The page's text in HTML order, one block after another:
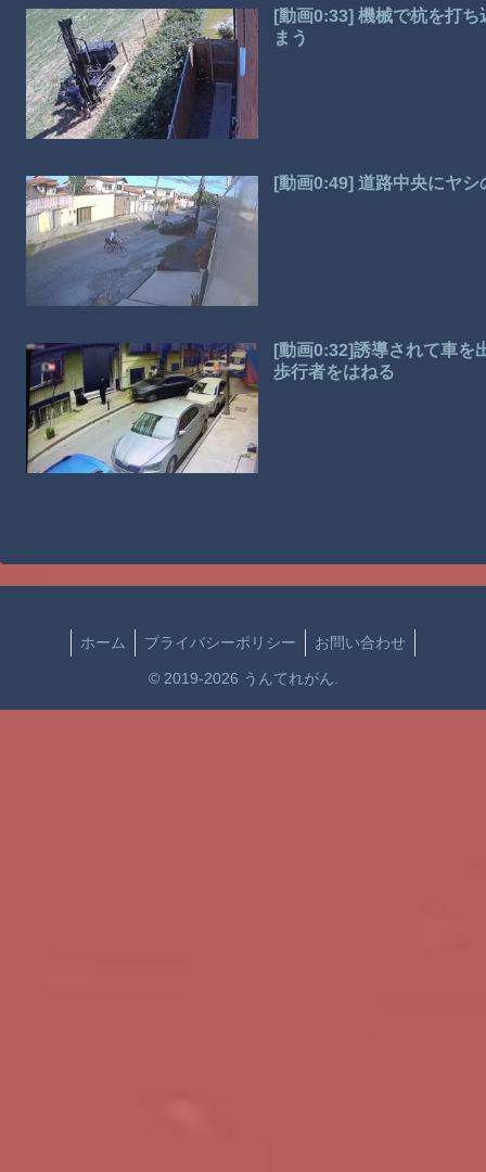
[動画0:33] 機械で杭を打
まう
[動画0:49] 道路中央にヤ
[動画0:32]誘導されて車を
歩行者をはねる
ホーム プライバシーポリシー お問い合わせ
© 2019-2026 うんてれがん.